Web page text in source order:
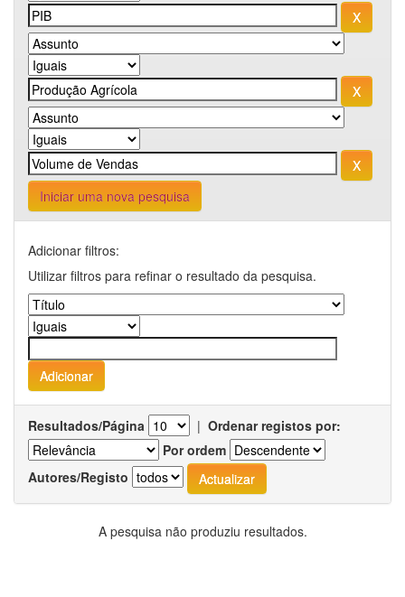
Iniciar uma nova pesquisa
Adicionar filtros:
Utilizar filtros para refinar o resultado da pesquisa.
Resultados/Página | Ordenar registos por:
Por ordem
Autores/Registo
A pesquisa não produziu resultados.